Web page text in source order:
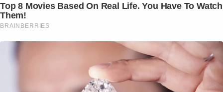
Top 8 Movies Based On Real Life. You Have To Watch
Them!
BRAINBERRIES